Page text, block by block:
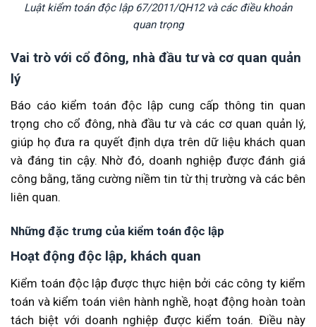
Luật kiểm toán độc lập 67/2011/QH12 và các điều khoản
quan trọng
Vai trò với cổ đông, nhà đầu tư và cơ quan quản
lý
Báo cáo kiểm toán độc lập cung cấp thông tin quan
trọng cho cổ đông, nhà đầu tư và các cơ quan quản lý,
giúp họ đưa ra quyết định dựa trên dữ liệu khách quan
và đáng tin cậy. Nhờ đó, doanh nghiệp được đánh giá
công bằng, tăng cường niềm tin từ thị trường và các bên
liên quan.
Những đặc trưng của kiểm toán độc lập
Hoạt động độc lập, khách quan
Kiểm toán độc lập được thực hiện bởi các công ty kiểm
toán và kiểm toán viên hành nghề, hoạt động hoàn toàn
tách biệt với doanh nghiệp được kiểm toán. Điều này